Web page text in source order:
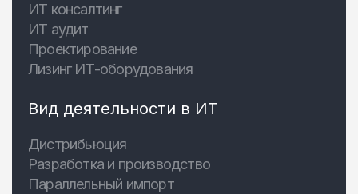
ИТ консалтинг
ИТ аудит
Проектирование
Лизинг ИТ-оборудования
Вид деятельности в ИТ
Дистрибьюция
Разработка и производство
Параллельный импорт